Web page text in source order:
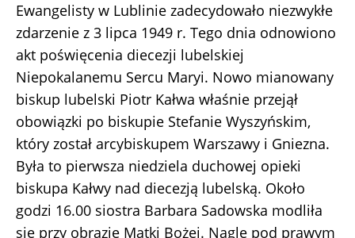
Ewangelisty w Lublinie zadecydowało niezwykłe
zdarzenie z 3 lipca 1949 r. Tego dnia odnowiono
akt poświęcenia diecezji lubelskiej
Niepokalanemu Sercu Maryi. Nowo mianowany
biskup lubelski Piotr Kałwa właśnie przejął
obowiązki po biskupie Stefanie Wyszyńskim,
który został arcybiskupem Warszawy i Gniezna.
Była to pierwsza niedziela duchowej opieki
biskupa Kałwy nad diecezją lubelską. Około
godzi 16.00 siostra Barbara Sadowska modliła
się przy obrazie Matki Bożej. Nagle pod prawym